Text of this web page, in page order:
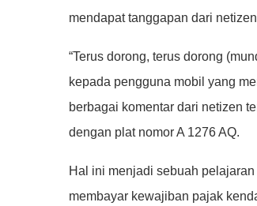
mendapat tanggapan dari
“Terus dorong, terus dorong
kepada pengguna mobil yang
berbagai komentar dari netizen
dengan plat nomor A 1276 AQ.
Hal ini menjadi sebuah
membayar kewajiban pajak